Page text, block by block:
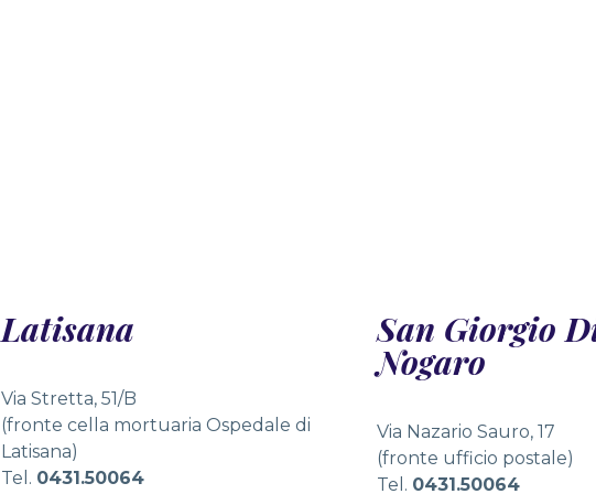
Latisana
Via Stretta, 51/B
(fronte cella mortuaria Ospedale di
Latisana)
Tel. 0431.50064
San Giorgio
Nogaro
Via Nazario Sauro, 17
(fronte ufficio postale)
Tel. 0431.50064